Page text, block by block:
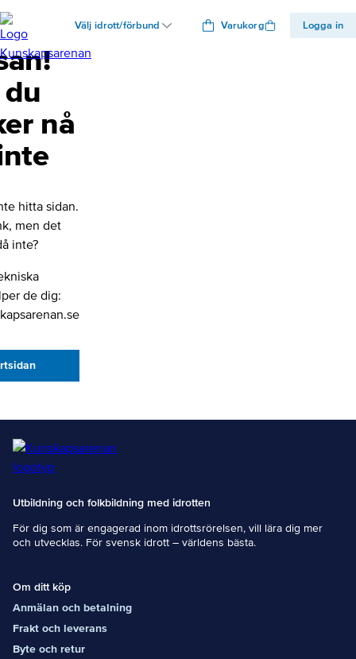
Välj idrott/förbund Varukorg Logga in
nå
hitta sidan.
men det
inte?
de dig:
Utbildning och folkbildning med idrotten
För dig som är engagerad inom idrottsrörelsen, vill lära dig mer
och utvecklas. För svensk idrott – världens bästa.
Om ditt köp
Anmälan och betalning
Frakt och leverans
Byte och retur